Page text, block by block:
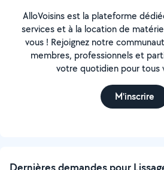
AlloVoisins est la plateforme
services et à la location de
vous ! Rejoignez notre
membres, professionnels et
votre quotidien pour tous
M'inscrire